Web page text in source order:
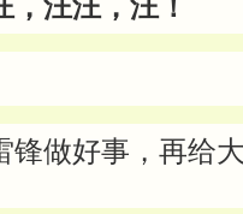
汪汪，汪！
锋做好事，再给